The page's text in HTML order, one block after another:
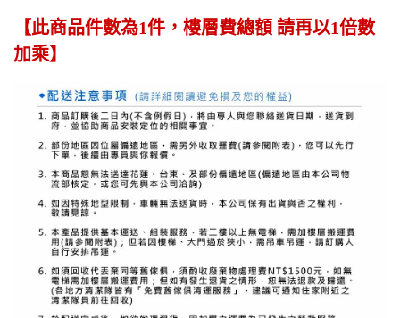
【此商品件數為1件，樓層費總額 請再以1倍數
加乘】